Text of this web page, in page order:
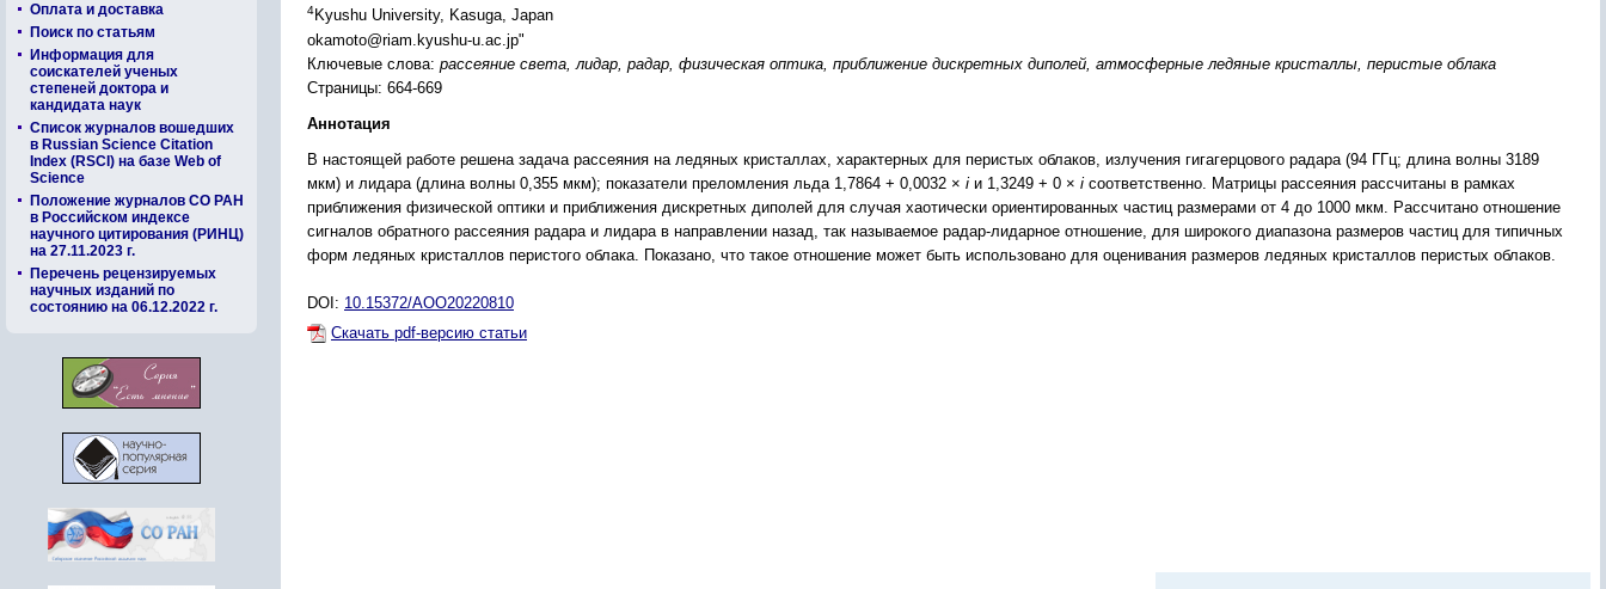
Оплата и доставка
Поиск по статьям
Информация для
соискателей ученых
степеней доктора и
кандидата наук
Список журналов вошедших
в Russian Science Citation
Index (RSCI) на базе Web of
Science
Положение журналов СО РАН
в Российском индексе
научного цитирования (РИНЦ)
на 27.11.2023 г.
Перечень рецензируемых
научных изданий по
состоянию на 06.12.2022 г.
4Kyushu University, Kasuga, Japan
okamoto@riam.kyushu-u.ac.jp"
Ключевые слова: рассеяние света, лидар, радар, физическая оптика, приближение дискретных диполей, атмосферные ледяные кристаллы, перистые облака
Страницы: 664-669
Аннотация
В настоящей работе решена задача рассеяния на ледяных кристаллах, характерных для перистых облаков, излучения гигагерцового радара (94 ГГц; длина волны 3189
мкм) и лидара (длина волны 0,355 мкм); показатели преломления льда 1,7864 + 0,0032 × i и 1,3249 + 0 × i соответственно. Матрицы рассеяния рассчитаны в рамках
приближения физической оптики и приближения дискретных диполей для случая хаотически ориентированных частиц размерами от 4 до 1000 мкм. Рассчитано отношение
сигналов обратного рассеяния радара и лидара в направлении назад, так называемое радар-лидарное отношение, для широкого диапазона размеров частиц для типичных
форм ледяных кристаллов перистого облака. Показано, что такое отношение может быть использовано для оценивания размеров ледяных кристаллов перистых облаков.
DOI: 10.15372/AOO20220810
Скачать pdf-версию статьи